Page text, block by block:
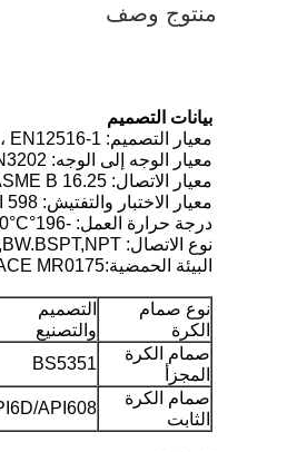
منتوج وصف
بيانات التصميم
معيار التصميم: API 6D،DIN3357-1 ، EN12516-1
معيار الوجه إلى الوجه: API6D ، ASME B16.10، DIN3202
معيار الاتصال: ASME B 16.5، ASME B16.47، DIN 2543/4، ASME B 16.25
معيار الاختبار والتفتيش: API 6D ، API 598
درجة حرارة العمل: -196°C~610°C
نوع الاتصال: RF,RTJ,FF,BW.BSPT,NPT
البيئة الحمضية:NACE MR0175
نوع صمام
الكرة
التصميم
والتصنيع
صمام الكرة
المجزأ
BS5351
صمام الكرة
الثابت
API608